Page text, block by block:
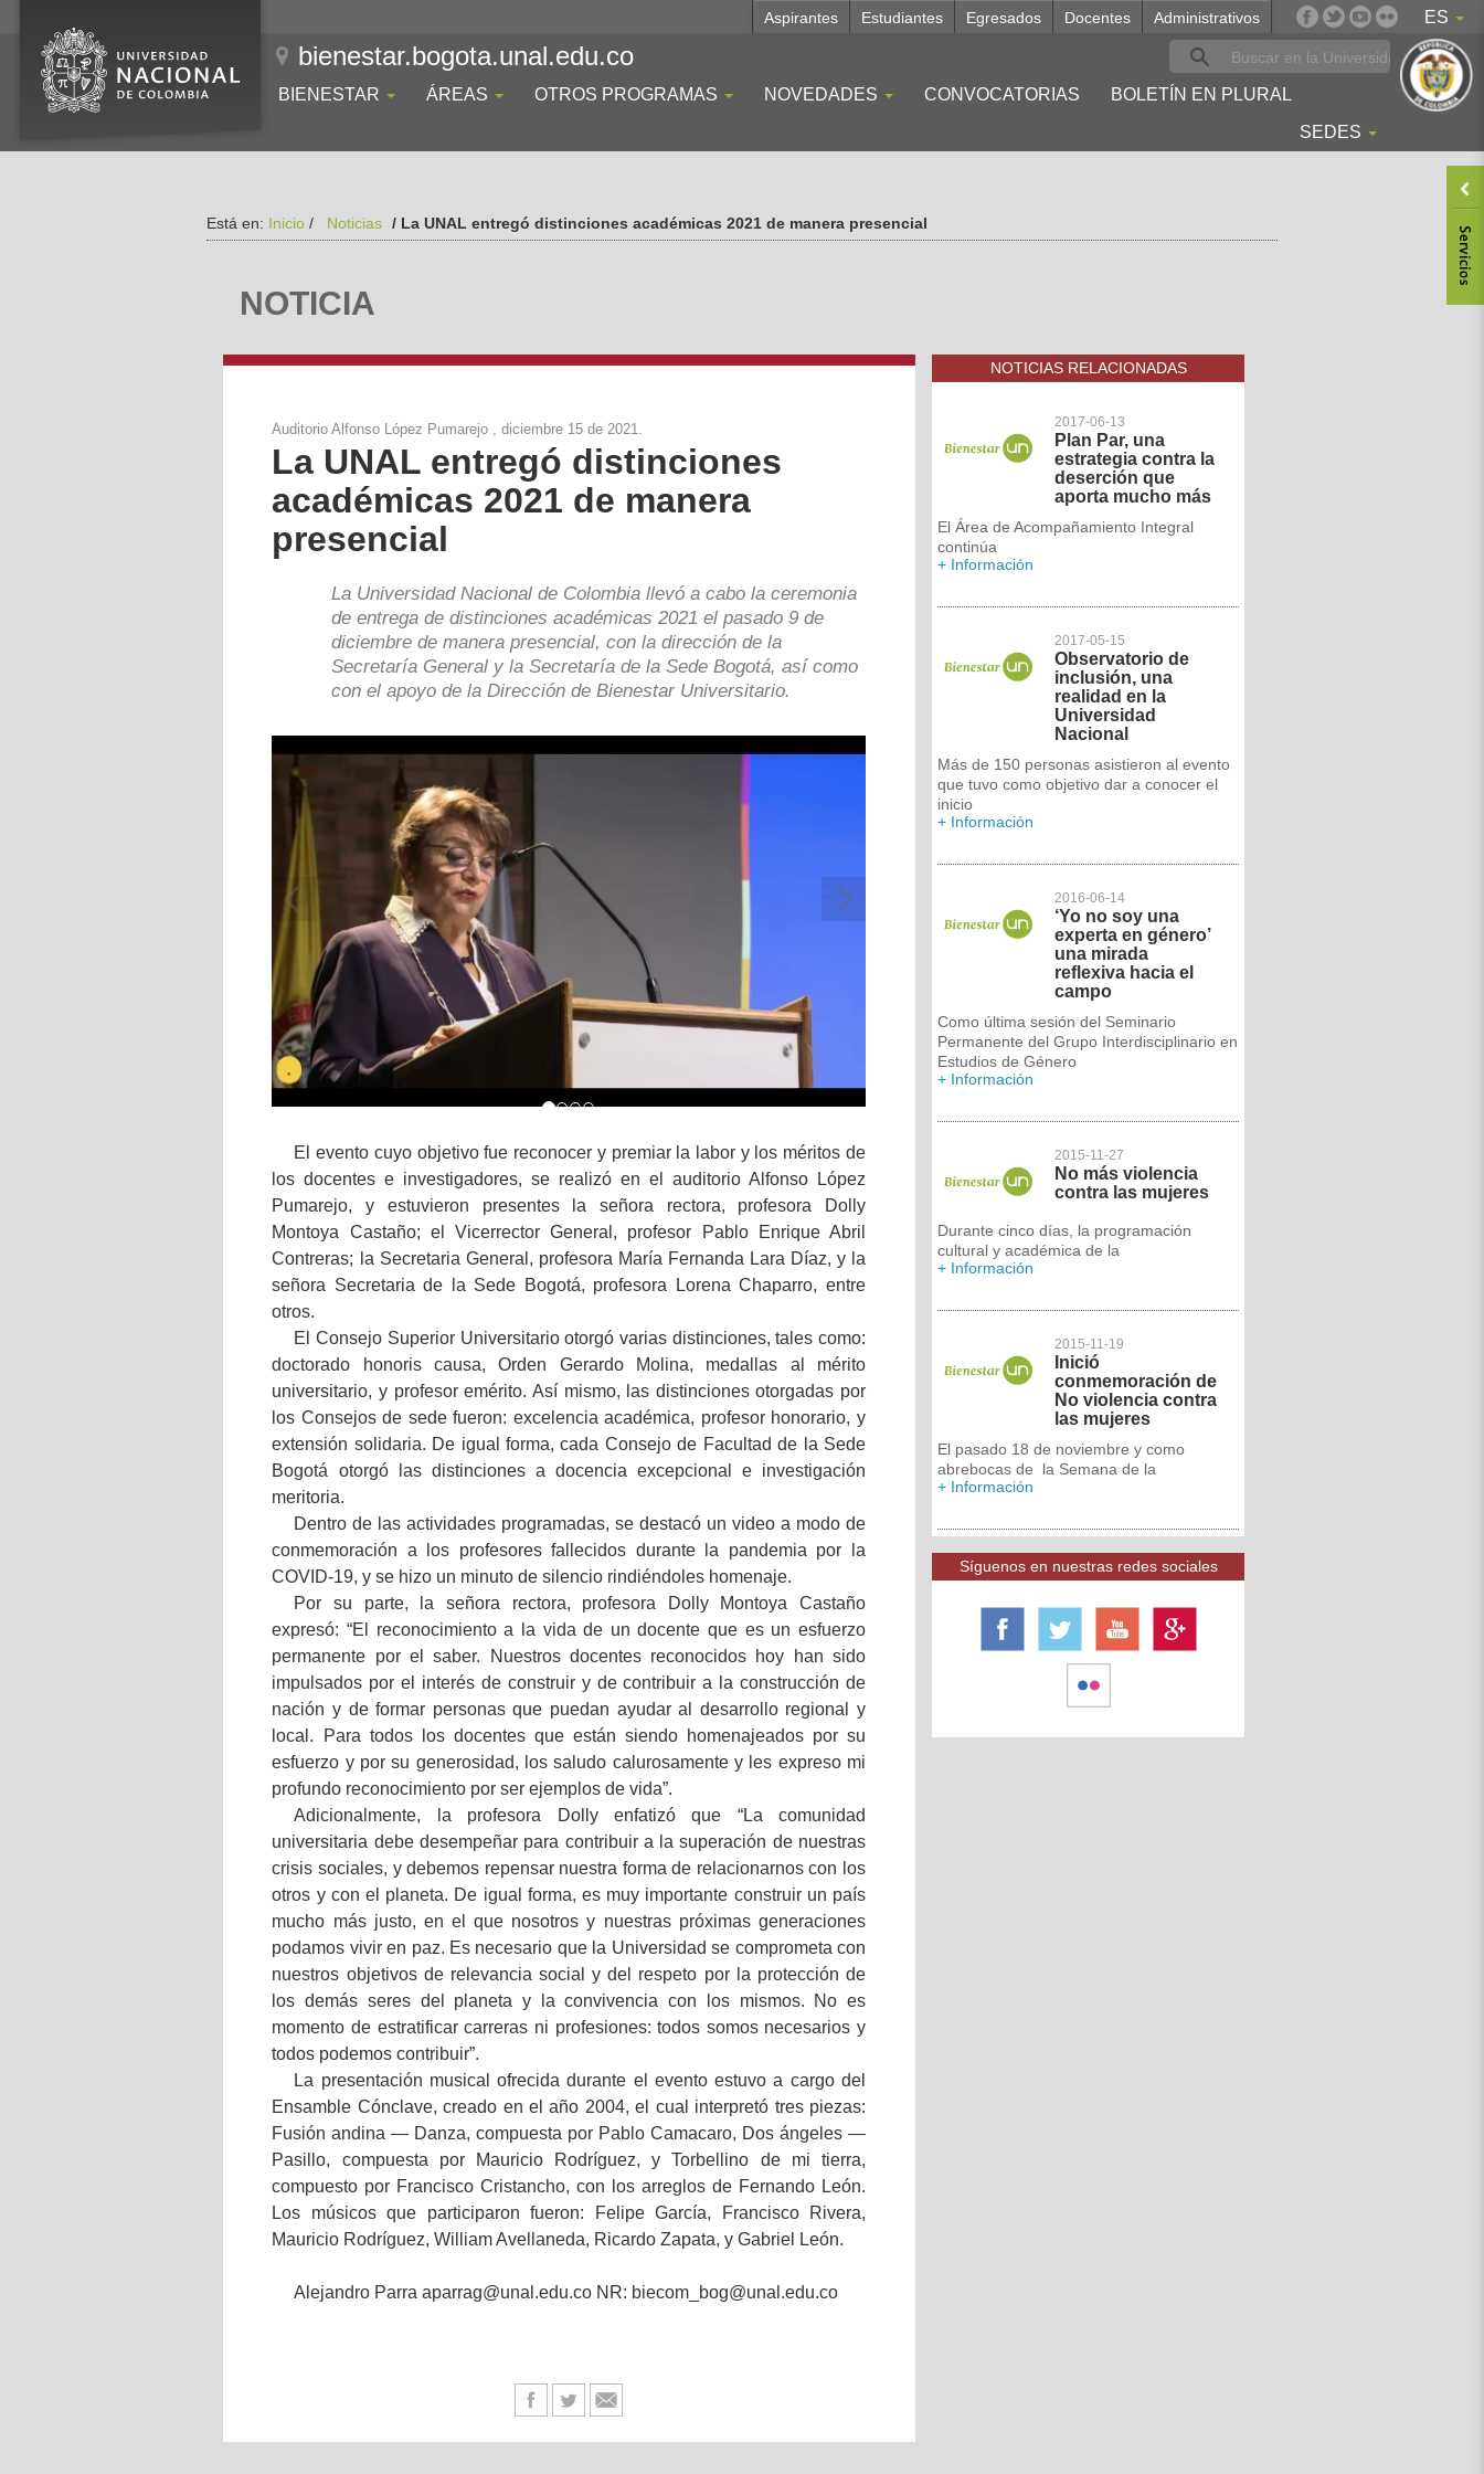
ES
Aspirantes Estudiantes Egresados Docentes Administrativos
bienestar.bogota.unal.edu.co
BIENESTAR ÁREAS OTROS PROGRAMAS NOVEDADES CONVOCATORIAS
BOLETÍN EN PLURAL
SEDES
Está en: Inicio / Noticias / La UNAL entregó distinciones académicas 2021 de manera presencial
NOTICIA
Auditorio Alfonso López Pumarejo , diciembre 15 de 2021.
La UNAL entregó distinciones
académicas 2021 de manera
presencial
La Universidad Nacional de Colombia llevó a cabo la ceremonia
de entrega de distinciones académicas 2021 el pasado 9 de
diciembre de manera presencial, con la dirección de la
Secretaría General y la Secretaría de la Sede Bogotá, así como
con el apoyo de la Dirección de Bienestar Universitario.
El evento cuyo objetivo fue reconocer y premiar la labor y los méritos de
los docentes e investigadores, se realizó en el auditorio Alfonso López
Pumarejo, y estuvieron presentes la señora rectora, profesora Dolly
Montoya Castaño; el Vicerrector General, profesor Pablo Enrique Abril
Contreras; la Secretaria General, profesora María Fernanda Lara Díaz, y la
señora Secretaria de la Sede Bogotá, profesora Lorena Chaparro, entre
otros.
El Consejo Superior Universitario otorgó varias distinciones, tales como:
doctorado honoris causa, Orden Gerardo Molina, medallas al mérito
universitario, y profesor emérito. Así mismo, las distinciones otorgadas por
los Consejos de sede fueron: excelencia académica, profesor honorario, y
extensión solidaria. De igual forma, cada Consejo de Facultad de la Sede
Bogotá otorgó las distinciones a docencia excepcional e investigación
meritoria.
Dentro de las actividades programadas, se destacó un video a modo de
conmemoración a los profesores fallecidos durante la pandemia por la
COVID-19, y se hizo un minuto de silencio rindiéndoles homenaje.
Por su parte, la señora rectora, profesora Dolly Montoya Castaño
expresó: “El reconocimiento a la vida de un docente que es un esfuerzo
permanente por el saber. Nuestros docentes reconocidos hoy han sido
impulsados por el interés de construir y de contribuir a la construcción de
nación y de formar personas que puedan ayudar al desarrollo regional y
local. Para todos los docentes que están siendo homenajeados por su
esfuerzo y por su generosidad, los saludo calurosamente y les expreso mi
profundo reconocimiento por ser ejemplos de vida”.
Adicionalmente, la profesora Dolly enfatizó que “La comunidad
universitaria debe desempeñar para contribuir a la superación de nuestras
crisis sociales, y debemos repensar nuestra forma de relacionarnos con los
otros y con el planeta. De igual forma, es muy importante construir un país
mucho más justo, en el que nosotros y nuestras próximas generaciones
podamos vivir en paz. Es necesario que la Universidad se comprometa con
nuestros objetivos de relevancia social y del respeto por la protección de
los demás seres del planeta y la convivencia con los mismos. No es
momento de estratificar carreras ni profesiones: todos somos necesarios y
todos podemos contribuir”.
La presentación musical ofrecida durante el evento estuvo a cargo del
Ensamble Cónclave, creado en el año 2004, el cual interpretó tres piezas:
Fusión andina — Danza, compuesta por Pablo Camacaro, Dos ángeles —
Pasillo, compuesta por Mauricio Rodríguez, y Torbellino de mi tierra,
compuesto por Francisco Cristancho, con los arreglos de Fernando León.
Los músicos que participaron fueron: Felipe García, Francisco Rivera,
Mauricio Rodríguez, William Avellaneda, Ricardo Zapata, y Gabriel León.
Alejandro Parra aparrag@unal.edu.co NR: biecom_bog@unal.edu.co
NOTICIAS RELACIONADAS
2017-06-13
Plan Par, una
estrategia contra la
deserción que
aporta mucho más
El Área de Acompañamiento Integral
continúa
+ Información
2017-05-15
Observatorio de
inclusión, una
realidad en la
Universidad
Nacional
Más de 150 personas asistieron al evento
que tuvo como objetivo dar a conocer el
inicio
+ Información
2016-06-14
‘Yo no soy una
experta en género’
una mirada
reflexiva hacia el
campo
Como última sesión del Seminario
Permanente del Grupo Interdisciplinario en
Estudios de Género
+ Información
2015-11-27
No más violencia
contra las mujeres
Durante cinco días, la programación
cultural y académica de la
+ Información
2015-11-19
Inició
conmemoración de
No violencia contra
las mujeres
El pasado 18 de noviembre y como
abrebocas de la Semana de la
+ Información
Síguenos en nuestras redes sociales